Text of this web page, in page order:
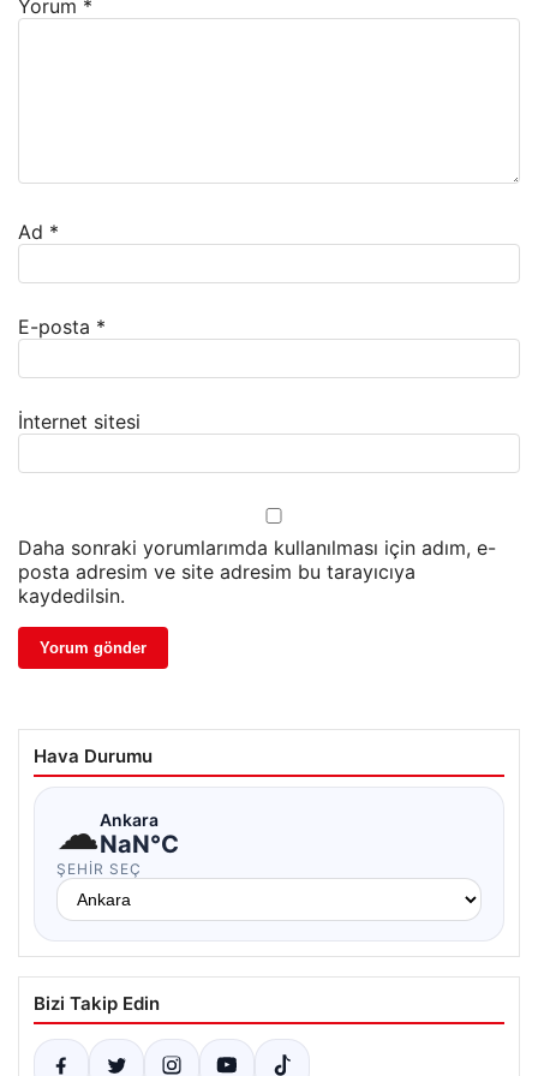
Yorum *
Ad *
E-posta *
İnternet sitesi
Daha sonraki yorumlarımda kullanılması için adım, e-
posta adresim ve site adresim bu tarayıcıya
kaydedilsin.
Hava Durumu
☁Ankara
NaN°C
ŞEHIR SEÇ
Bizi Takip Edin